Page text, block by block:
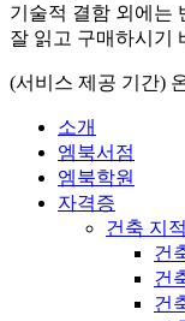
기술적 결함 외에는
잘 읽고 구매하시기
(서비스 제공 기간)
소개
엠북서점
엠북학원
자격증
건축 지적
건
건
건